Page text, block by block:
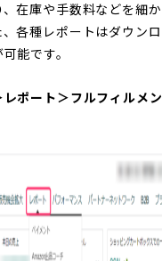
在庫や手数料などを細
各種レポートはダウン
能です。
ポート＞フルフィルメ